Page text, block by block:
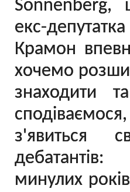
Sonnenberg,
екс-
Крамон
хочемо
знаходити
з'явиться
дебатантів:
минулих